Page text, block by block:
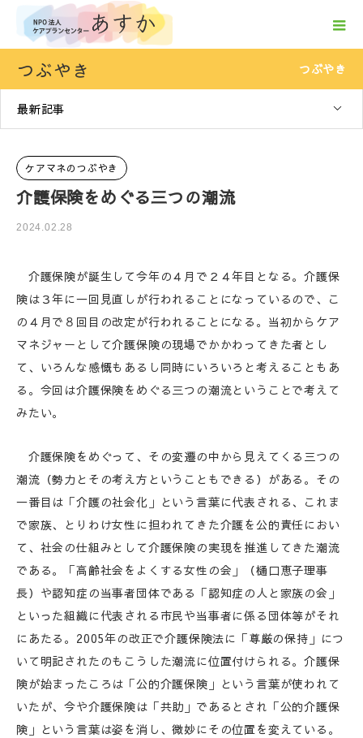
つぶやき つぶやき
最新記事
ケアマネのつぶやき
介護保険をめぐる三つの潮流
2024.02.28
介護保険が誕生して今年の４月で２４年目となる。介護保
険は３年に一回見直しが行われることになっているので、こ
の４月で８回目の改定が行われることになる。当初からケア
マネジャーとして介護保険の現場でかかわってきた者とし
て、いろんな感慨もあるし同時にいろいろと考えることもあ
る。今回は介護保険をめぐる三つの潮流ということで考えて
みたい。
介護保険をめぐって、その変遷の中から見えてくる三つの
潮流（勢力とその考え方ということもできる）がある。その
一番目は「介護の社会化」という言葉に代表される、これま
で家族、とりわけ女性に担われてきた介護を公的責任におい
て、社会の仕組みとして介護保険の実現を推進してきた潮流
である。「高齢社会をよくする女性の会」（樋口恵子理事
長）や認知症の当事者団体である「認知症の人と家族の会」
といった組織に代表される市民や当事者に係る団体等がそれ
にあたる。2005年の改正で介護保険法に「尊厳の保持」につ
いて明記されたのもこうした潮流に位置付けられる。介護保
険が始まったころは「公的介護保険」という言葉が使われて
いたが、今や介護保険は「共助」であるとされ「公的介護保
険」という言葉は姿を消し、微妙にその位置を変えている。